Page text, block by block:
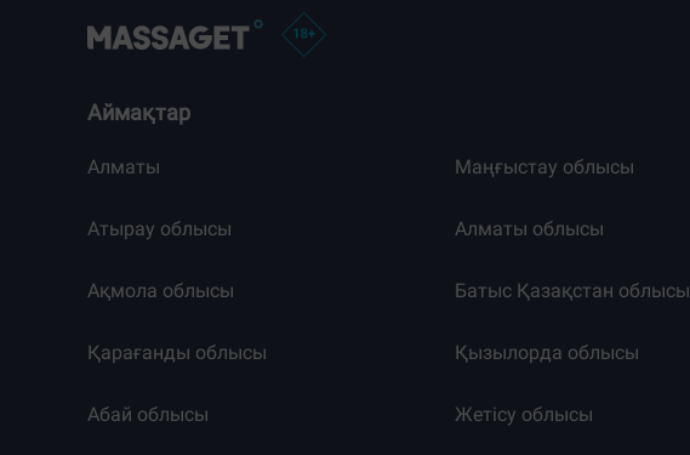
Аймақтар
Алматы Маңғыстау облысы
Атырау облысы Алматы облысы
Ақмола облысы Батыс Қазақстан облысы
Қарағанды облысы Қызылорда облысы
Абай облысы Жетісу облысы